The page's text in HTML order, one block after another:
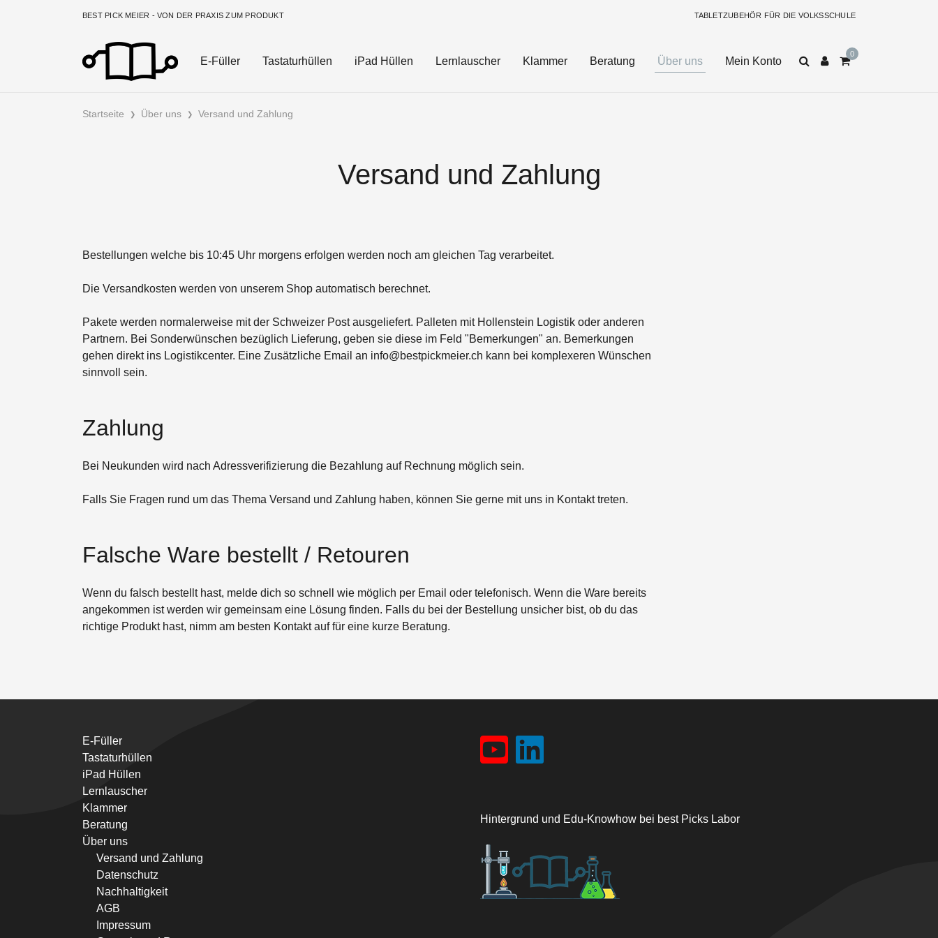
BEST PICK MEIER - VON DER PRAXIS ZUM PRODUKT TABLETZUBEHÖR FÜR DIE VOLKSSCHULE
E-Füller Tastaturhüllen iPad Hüllen Lernlauscher Klammer Beratung Über uns Mein Konto
Startseite Über uns Versand und Zahlung
Versand und Zahlung
Bestellungen welche bis 10:45 Uhr morgens erfolgen werden noch am gleichen Tag verarbeitet.
Die Versandkosten werden von unserem Shop automatisch berechnet.
Pakete werden normalerweise mit der Schweizer Post ausgeliefert. Palleten mit Hollenstein Logistik oder anderen
Partnern. Bei Sonderwünschen bezüglich Lieferung, geben sie diese im Feld "Bemerkungen" an. Bemerkungen
gehen direkt ins Logistikcenter. Eine Zusätzliche Email an info@bestpickmeier.ch kann bei komplexeren Wünschen
sinnvoll sein.
Zahlung
Bei Neukunden wird nach Adressverifizierung die Bezahlung auf Rechnung möglich sein.
Falls Sie Fragen rund um das Thema Versand und Zahlung haben, können Sie gerne mit uns in Kontakt treten.
Falsche Ware bestellt / Retouren
Wenn du falsch bestellt hast, melde dich so schnell wie möglich per Email oder telefonisch. Wenn die Ware bereits
angekommen ist werden wir gemeinsam eine Lösung finden. Falls du bei der Bestellung unsicher bist, ob du das
richtige Produkt hast, nimm am besten Kontakt auf für eine kurze Beratung.
E-Füller
Tastaturhüllen
iPad Hüllen
Lernlauscher
Klammer
Beratung
Über uns
Versand und Zahlung
Datenschutz
Nachhaltigkeit
AGB
Impressum
Hintergrund und Edu-Knowhow bei best Picks Labor